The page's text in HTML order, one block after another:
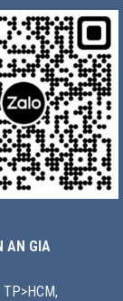
AN GIA